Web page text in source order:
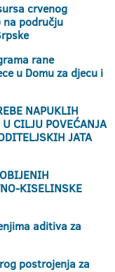
crvenog
na području
rane
u Domu za djecu i
NAPUKLIH
CILJU POVEĆANJA
JATA
KISELINSKE
aditiva za
postrojenja za